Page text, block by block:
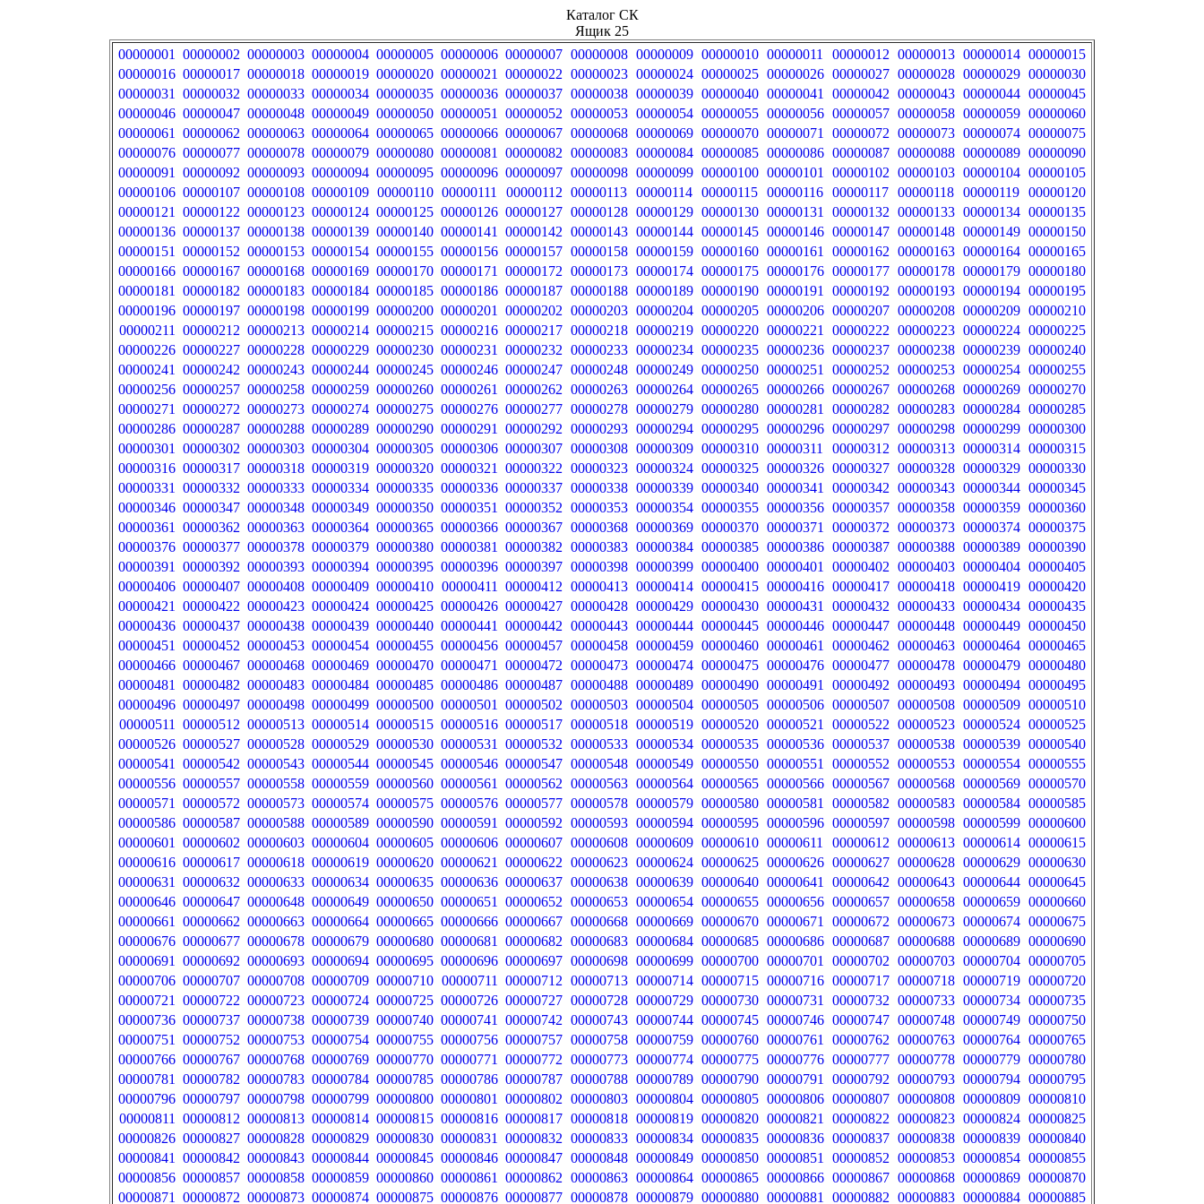
Каталог СК
Ящик 25
00000001
00000002 00000003 00000004 00000005 00000006 00000007 00000008 00000009 00000010 00000011 00000012 00000013 00000014 00000015
00000016 00000017 00000018 00000019 00000020 00000021 00000022 00000023 00000024 00000025 00000026 00000027 00000028 00000029 00000030
00000031
00000032 00000033 00000034 00000035 00000036 00000037 00000038 00000039 00000040 00000041 00000042 00000043 00000044 00000045
00000046 00000047 00000048 00000049 00000050 00000051 00000052 00000053 00000054 00000055 00000056 00000057 00000058 00000059 00000060
00000061
00000062 00000063 00000064 00000065 00000066 00000067 00000068 00000069 00000070 00000071 00000072 00000073 00000074 00000075
00000076 00000077 00000078 00000079 00000080 00000081 00000082 00000083 00000084 00000085 00000086 00000087 00000088 00000089 00000090
00000091
00000092 00000093 00000094 00000095 00000096 00000097 00000098 00000099 00000100 00000101 00000102 00000103 00000104 00000105
00000106 00000107 00000108 00000109 00000110 00000111 00000112 00000113 00000114 00000115 00000116 00000117 00000118 00000119 00000120
00000121
00000122 00000123 00000124 00000125 00000126 00000127 00000128 00000129 00000130 00000131 00000132 00000133 00000134 00000135
00000136 00000137 00000138 00000139 00000140 00000141 00000142 00000143 00000144 00000145 00000146 00000147 00000148 00000149 00000150
00000151
00000152 00000153 00000154 00000155 00000156 00000157 00000158 00000159 00000160 00000161 00000162 00000163 00000164 00000165
00000166 00000167 00000168 00000169 00000170 00000171 00000172 00000173 00000174 00000175 00000176 00000177 00000178 00000179 00000180
00000181
00000182 00000183 00000184 00000185 00000186 00000187 00000188 00000189 00000190 00000191 00000192 00000193 00000194 00000195
00000196 00000197 00000198 00000199 00000200 00000201 00000202 00000203 00000204 00000205 00000206 00000207 00000208 00000209 00000210
00000211
00000212 00000213 00000214 00000215 00000216 00000217 00000218 00000219 00000220 00000221 00000222 00000223 00000224 00000225
00000226 00000227 00000228 00000229 00000230 00000231 00000232 00000233 00000234 00000235 00000236 00000237 00000238 00000239 00000240
00000241
00000242 00000243 00000244 00000245 00000246 00000247 00000248 00000249 00000250 00000251 00000252 00000253 00000254 00000255
00000256 00000257 00000258 00000259 00000260 00000261 00000262 00000263 00000264 00000265 00000266 00000267 00000268 00000269 00000270
00000271
00000272 00000273 00000274 00000275 00000276 00000277 00000278 00000279 00000280 00000281 00000282 00000283 00000284 00000285
00000286 00000287 00000288 00000289 00000290 00000291 00000292 00000293 00000294 00000295 00000296 00000297 00000298 00000299 00000300
00000301
00000302 00000303 00000304 00000305 00000306 00000307 00000308 00000309 00000310 00000311 00000312 00000313 00000314 00000315
00000316 00000317 00000318 00000319 00000320 00000321 00000322 00000323 00000324 00000325 00000326 00000327 00000328 00000329 00000330
00000331
00000332 00000333 00000334 00000335 00000336 00000337 00000338 00000339 00000340 00000341 00000342 00000343 00000344 00000345
00000346 00000347 00000348 00000349 00000350 00000351 00000352 00000353 00000354 00000355 00000356 00000357 00000358 00000359 00000360
00000361
00000362 00000363 00000364 00000365 00000366 00000367 00000368 00000369 00000370 00000371 00000372 00000373 00000374 00000375
00000376 00000377 00000378 00000379 00000380 00000381 00000382 00000383 00000384 00000385 00000386 00000387 00000388 00000389 00000390
00000391
00000392 00000393 00000394 00000395 00000396 00000397 00000398 00000399 00000400 00000401 00000402 00000403 00000404 00000405
00000406 00000407 00000408 00000409 00000410 00000411 00000412 00000413 00000414 00000415 00000416 00000417 00000418 00000419 00000420
00000421
00000422 00000423 00000424 00000425 00000426 00000427 00000428 00000429 00000430 00000431 00000432 00000433 00000434 00000435
00000436 00000437 00000438 00000439 00000440 00000441 00000442 00000443 00000444 00000445 00000446 00000447 00000448 00000449 00000450
00000451
00000452 00000453 00000454 00000455 00000456 00000457 00000458 00000459 00000460 00000461 00000462 00000463 00000464 00000465
00000466 00000467 00000468 00000469 00000470 00000471 00000472 00000473 00000474 00000475 00000476 00000477 00000478 00000479 00000480
00000481
00000482 00000483 00000484 00000485 00000486 00000487 00000488 00000489 00000490 00000491 00000492 00000493 00000494 00000495
00000496 00000497 00000498 00000499 00000500 00000501 00000502 00000503 00000504 00000505 00000506 00000507 00000508 00000509 00000510
00000511
00000512 00000513 00000514 00000515 00000516 00000517 00000518 00000519 00000520 00000521 00000522 00000523 00000524 00000525
00000526 00000527 00000528 00000529 00000530 00000531 00000532 00000533 00000534 00000535 00000536 00000537 00000538 00000539 00000540
00000541
00000542 00000543 00000544 00000545 00000546 00000547 00000548 00000549 00000550 00000551 00000552 00000553 00000554 00000555
00000556 00000557 00000558 00000559 00000560 00000561 00000562 00000563 00000564 00000565 00000566 00000567 00000568 00000569 00000570
00000571
00000572 00000573 00000574 00000575 00000576 00000577 00000578 00000579 00000580 00000581 00000582 00000583 00000584 00000585
00000586 00000587 00000588 00000589 00000590 00000591 00000592 00000593 00000594 00000595 00000596 00000597 00000598 00000599 00000600
00000601
00000602 00000603 00000604 00000605 00000606 00000607 00000608 00000609 00000610 00000611 00000612 00000613 00000614 00000615
00000616 00000617 00000618 00000619 00000620 00000621 00000622 00000623 00000624 00000625 00000626 00000627 00000628 00000629 00000630
00000631
00000632 00000633 00000634 00000635 00000636 00000637 00000638 00000639 00000640 00000641 00000642 00000643 00000644 00000645
00000646 00000647 00000648 00000649 00000650 00000651 00000652 00000653 00000654 00000655 00000656 00000657 00000658 00000659 00000660
00000661
00000662 00000663 00000664 00000665 00000666 00000667 00000668 00000669 00000670 00000671 00000672 00000673 00000674 00000675
00000676 00000677 00000678 00000679 00000680 00000681 00000682 00000683 00000684 00000685 00000686 00000687 00000688 00000689 00000690
00000691
00000692 00000693 00000694 00000695 00000696 00000697 00000698 00000699 00000700 00000701 00000702 00000703 00000704 00000705
00000706 00000707 00000708 00000709 00000710 00000711 00000712 00000713 00000714 00000715 00000716 00000717 00000718 00000719 00000720
00000721
00000722 00000723 00000724 00000725 00000726 00000727 00000728 00000729 00000730 00000731 00000732 00000733 00000734 00000735
00000736 00000737 00000738 00000739 00000740 00000741 00000742 00000743 00000744 00000745 00000746 00000747 00000748 00000749 00000750
00000751
00000752 00000753 00000754 00000755 00000756 00000757 00000758 00000759 00000760 00000761 00000762 00000763 00000764 00000765
00000766 00000767 00000768 00000769 00000770 00000771 00000772 00000773 00000774 00000775 00000776 00000777 00000778 00000779 00000780
00000781
00000782 00000783 00000784 00000785 00000786 00000787 00000788 00000789 00000790 00000791 00000792 00000793 00000794 00000795
00000796 00000797 00000798 00000799 00000800 00000801 00000802 00000803 00000804 00000805 00000806 00000807 00000808 00000809 00000810
00000811
00000812 00000813 00000814 00000815 00000816 00000817 00000818 00000819 00000820 00000821 00000822 00000823 00000824 00000825
00000826 00000827 00000828 00000829 00000830 00000831 00000832 00000833 00000834 00000835 00000836 00000837 00000838 00000839 00000840
00000841
00000842 00000843 00000844 00000845 00000846 00000847 00000848 00000849 00000850 00000851 00000852 00000853 00000854 00000855
00000856 00000857 00000858 00000859 00000860 00000861 00000862 00000863 00000864 00000865 00000866 00000867 00000868 00000869 00000870
00000871
00000872 00000873 00000874 00000875 00000876 00000877 00000878 00000879 00000880 00000881 00000882 00000883 00000884 00000885